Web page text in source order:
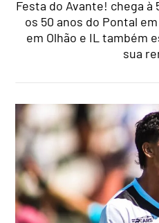
Festa do Avante! chega à
os 50 anos do Pontal
em Olhão e IL também
sua